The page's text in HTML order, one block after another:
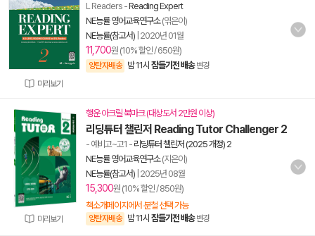
미리보기
L Readers -Reading Expert
NE능률 영어교육연구소(엮은이)
NE능률(참고서) 2020년 01월
11,700원 (10% 할인 / 650원)
양탄자배송 밤 11시 잠들기전 배송 변경
미리보기
행운 아크릴 북마크 (대상도서 2만원 이상)
리딩튜터 챌린저 Reading Tutor Challenger 2
- 예비고~고1 - 리딩튜터 챌린저 (2025 개정) 2
NE능률 영어교육연구소(지은이)
NE능률(참고서) 2025년 08월
15,300원 (10% 할인 / 850원)
책소개페이지에서 분철 선택 가능
양탄자배송 밤 11시 잠들기전 배송 변경